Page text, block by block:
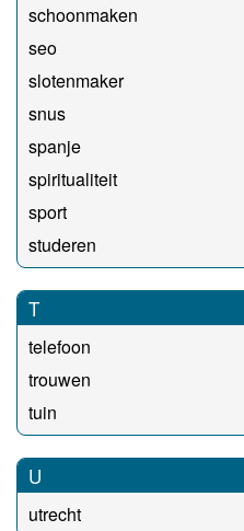
schoonmaken
seo
slotenmaker
snus
spanje
spiritualiteit
sport
studeren
T
telefoon
trouwen
tuin
U
utrecht